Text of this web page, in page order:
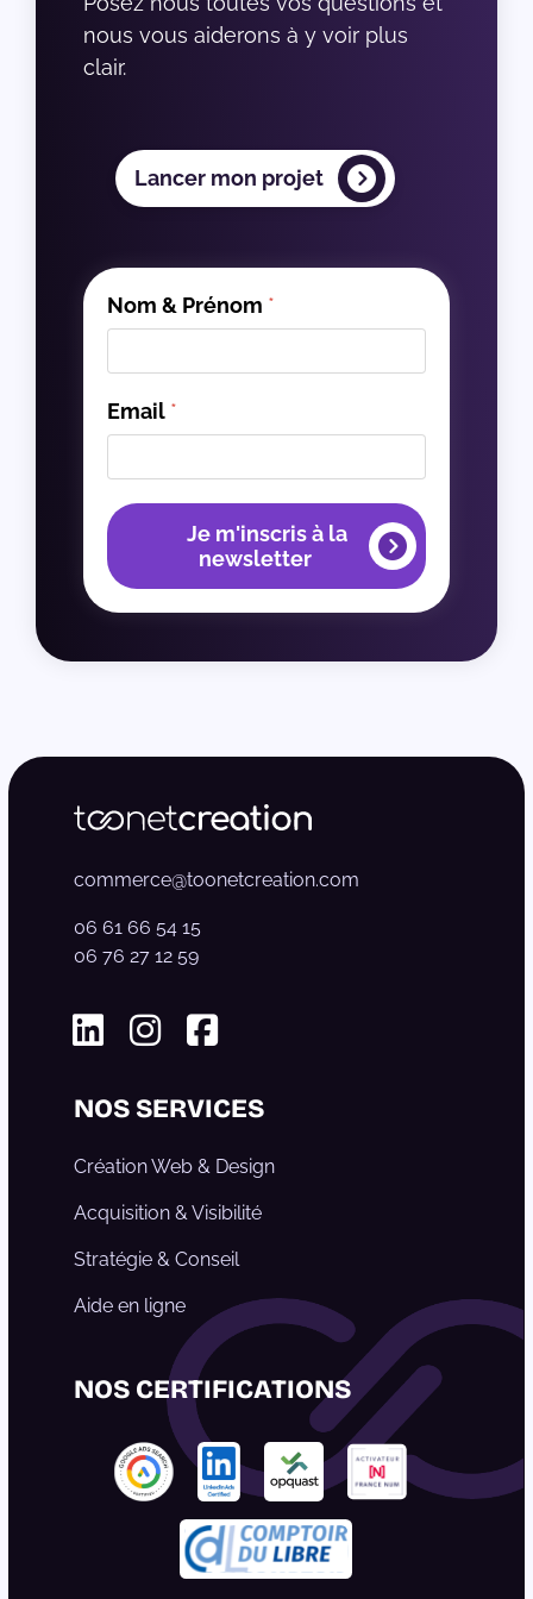
nous vous aiderons à y voir plus
clair.
Lancer mon projet
Nom & Prénom *
Email *
Je m'inscris à la
newsletter
commerce@toonetcreation.com
06 61 66 54 15
06 76 27 12 59
NOS SERVICES
Création Web & Design
Acquisition & Visibilité
Stratégie & Conseil
Aide en ligne
NOS CERTIFICATIONS